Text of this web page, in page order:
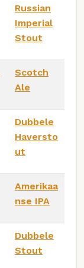
Russian
Imperial
Stout
Scotch
Ale
Dubbele
Haversto
ut
Amerikaa
nse IPA
Dubbele
Stout